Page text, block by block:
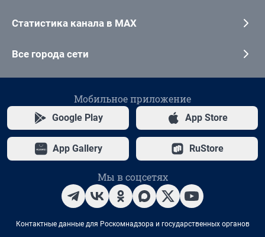
Статистика канала в MAX
Все города сети
Мобильное приложение
Google Play App Store
App Gallery RuStore
Мы в соцсетях
Контактные данные для Роскомнадзора и государственных органов